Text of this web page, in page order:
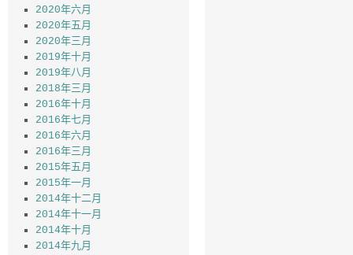
2020年六月
2020年五月
2020年三月
2019年十月
2019年八月
2018年三月
2016年十月
2016年七月
2016年六月
2016年三月
2015年五月
2015年一月
2014年十二月
2014年十一月
2014年十月
2014年九月